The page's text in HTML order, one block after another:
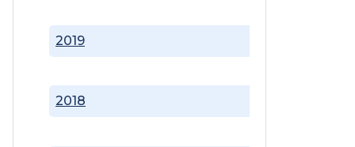
2018
2019